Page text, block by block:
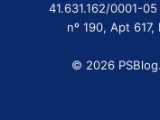
41.631.162/0001-
nº 190, Apt
© 2026